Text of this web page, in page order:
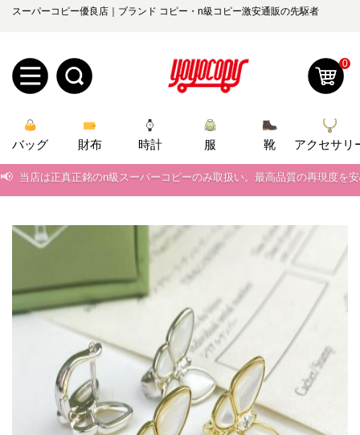
スーパーコピー優良店｜ブランド コピー・n級コピー激安通販の先駆者
規
ユ
ー
ロ
グ
yoyocopys@gmail.com
2026人気特集
バッグ
財布
時計
服
ズボン
衣装セット
靴
住まい用品
アクセサリー
ベルト
スカーフ
アイフォーンケ
ース
小物
0
バッグ 財布 時計 服 靴
アクセサリ
📢
📢
📢 新作入荷！ルイ・ヴィトンスーパーコピー バッグ最新モデルが登場。
当店は正真正銘のn級スーパーコピーのみ取扱い。最高品質の再現度を
📢 2026春の新作続々更新中！期間中のご注文でお得な割引をご利用いただ
📢 新作入荷！ルイ・ヴィトンスーパーコピー バッグ最新モデルが登場。